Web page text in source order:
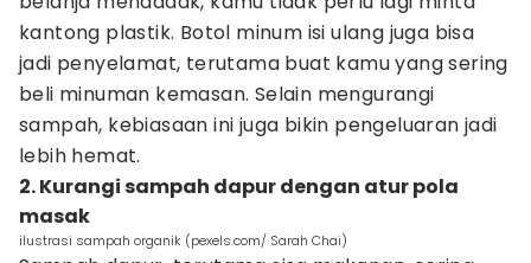
kantong plastik. Botol minum isi ulang juga bisa
jadi penyelamat, terutama buat kamu yang sering
beli minuman kemasan. Selain mengurangi
sampah, kebiasaan ini juga bikin pengeluaran jadi
lebih hemat.
2. Kurangi sampah dapur dengan atur pola
masak
ilustrasi sampah organik (pexels.com/ Sarah Chai)